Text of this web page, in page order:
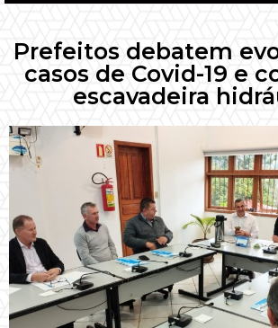
Prefeitos debatem
casos de Covid-19 e
escavadeira